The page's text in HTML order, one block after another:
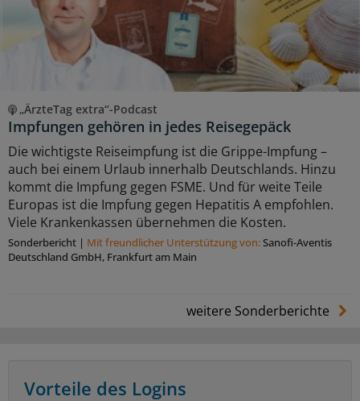
„ÄrzteTag extra“-Podcast
Impfungen gehören in jedes Reisegepäck
Die wichtigste Reiseimpfung ist die Grippe-Impfung –
auch bei einem Urlaub innerhalb Deutschlands. Hinzu
kommt die Impfung gegen FSME. Und für weite Teile
Europas ist die Impfung gegen Hepatitis A empfohlen.
Viele Krankenkassen übernehmen die Kosten.
Sonderbericht | Mit freundlicher Unterstützung von:Sanofi-Aventis
Deutschland GmbH, Frankfurt am Main
weitere Sonderberichte
Vorteile des Logins